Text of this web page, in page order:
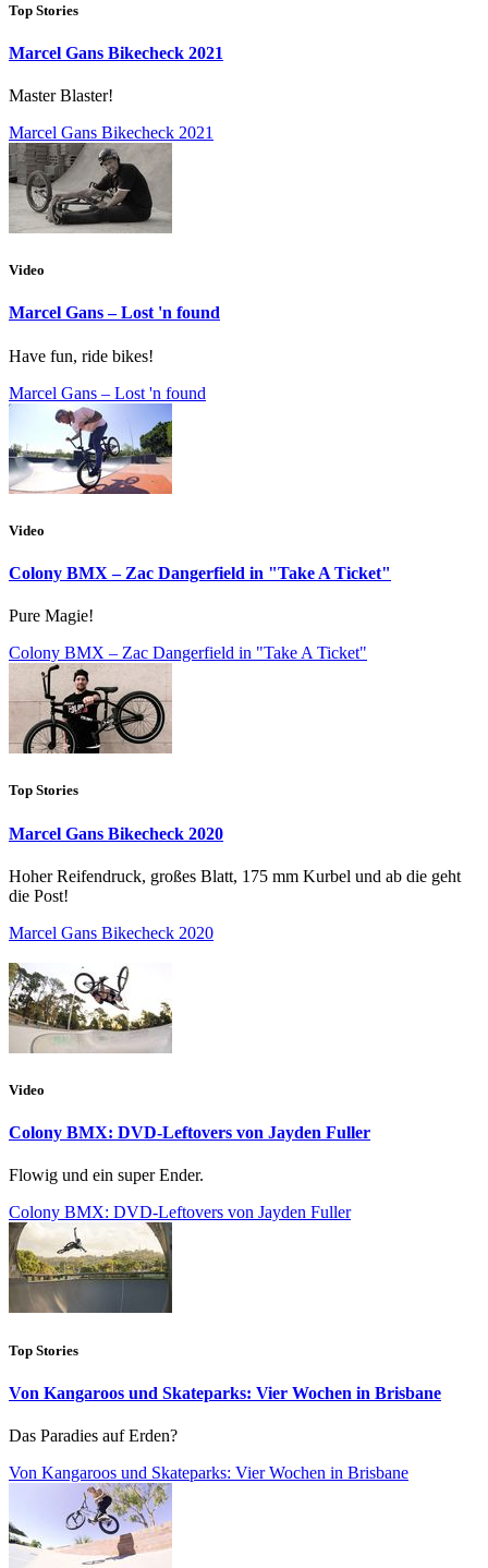
Top Stories
Marcel Gans Bikecheck 2021
Master Blaster!
Marcel Gans Bikecheck 2021
Video
Marcel Gans – Lost 'n found
Have fun, ride bikes!
Marcel Gans – Lost 'n found
Video
Colony BMX – Zac Dangerfield in "Take A Ticket"
Pure Magie!
Colony BMX – Zac Dangerfield in "Take A Ticket"
Top Stories
Marcel Gans Bikecheck 2020
Hoher Reifendruck, großes Blatt, 175 mm Kurbel und ab die geht
die Post!
Marcel Gans Bikecheck 2020
Video
Colony BMX: DVD-Leftovers von Jayden Fuller
Flowig und ein super Ender.
Colony BMX: DVD-Leftovers von Jayden Fuller
Top Stories
Von Kangaroos und Skateparks: Vier Wochen in Brisbane
Das Paradies auf Erden?
Von Kangaroos und Skateparks: Vier Wochen in Brisbane